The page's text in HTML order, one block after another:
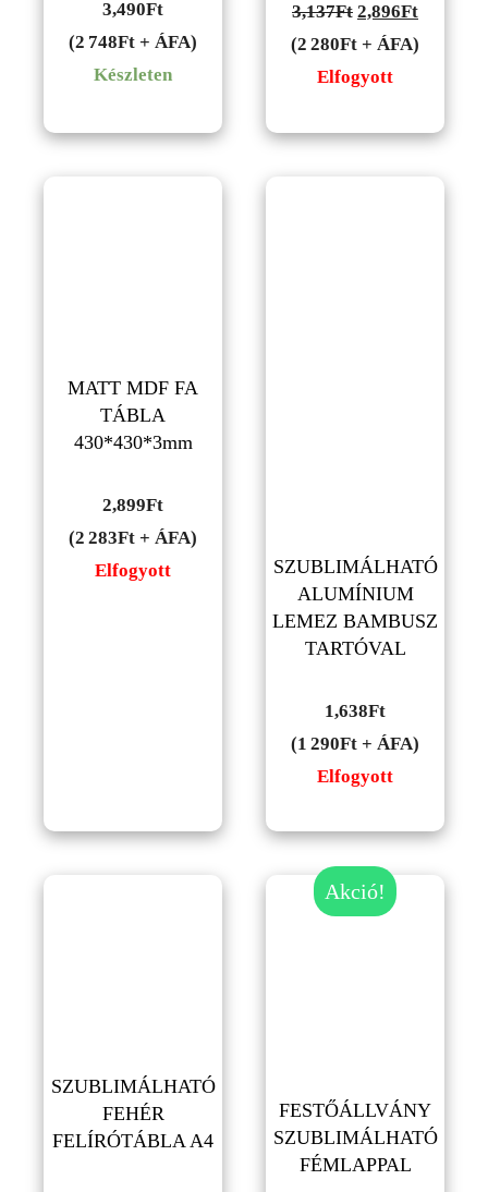
3,490Ft
(2 748Ft + ÁFA)
Készleten
3,137Ft Original
price
was:
2,896FtCurrent
price
(2 280Ft + ÁFA)
Elfogyott
MATT MDF FA
TÁBLA
430*430*3mm
2,899Ft
(2 283Ft + ÁFA)
Elfogyott
SZUBLIMÁLHATÓ
ALUMÍNIUM
LEMEZ BAMBUSZ
TARTÓVAL
1,638Ft
(1 290Ft + ÁFA)
Elfogyott
SZUBLIMÁLHATÓ
FEHÉR
FELÍRÓTÁBLA A4
Akció!
FESTŐÁLLVÁNY
SZUBLIMÁLHATÓ
FÉMLAPPAL